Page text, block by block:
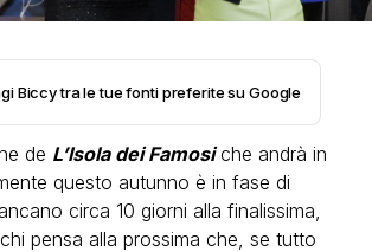
Biccy tra le tue fonti preferite su Google
de L’Isola dei Famosiche andrà in
questo autunno è in fase di
circa 10 giorni alla finalissima,
pensa alla prossima che, se tutto